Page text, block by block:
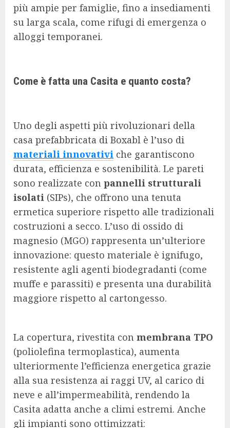
più ampie per famiglie, fino a insediamenti
su larga scala, come rifugi di emergenza o
alloggi temporanei.
Come è fatta una Casita e quanto costa?
Uno degli aspetti più rivoluzionari della
casa prefabbricata di Boxabl è l’uso di
materiali innovativi che garantiscono
durata, efficienza e sostenibilità. Le pareti
sono realizzate con pannelli strutturali
isolati (SIPs), che offrono una tenuta
ermetica superiore rispetto alle tradizionali
costruzioni a secco. L’uso di ossido di
magnesio (MGO) rappresenta un’ulteriore
innovazione: questo materiale è ignifugo,
resistente agli agenti biodegradanti (come
muffe e parassiti) e presenta una durabilità
maggiore rispetto al cartongesso.
La copertura, rivestita con membrana TPO
(poliolefina termoplastica), aumenta
ulteriormente l’efficienza energetica grazie
alla sua resistenza ai raggi UV, al carico di
neve e all’impermeabilità, rendendo la
Casita adatta anche a climi estremi. Anche
gli impianti sono ottimizzati: